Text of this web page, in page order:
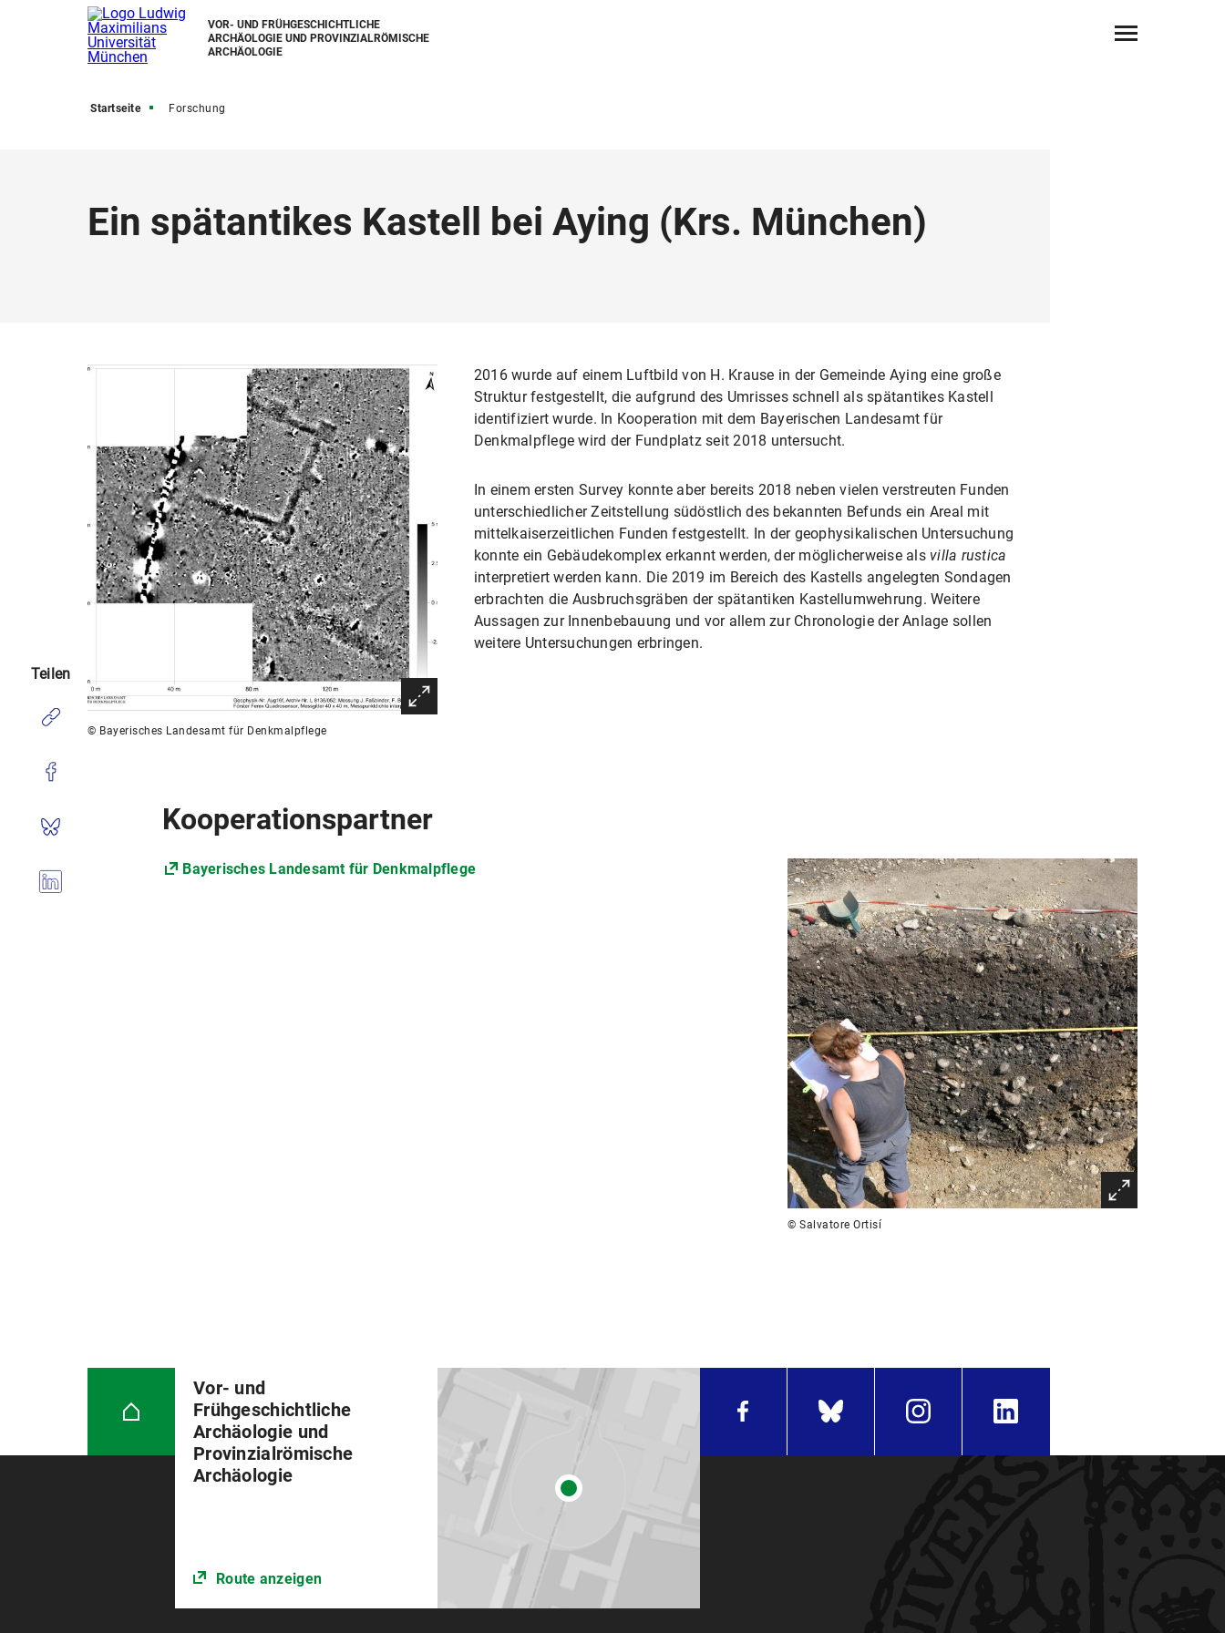
VOR- UND FRÜHGESCHICHTLICHE
ARCHÄOLOGIE UND PROVINZIALRÖMISCHE
ARCHÄOLOGIE
Startseite Forschung
Ein spätantikes Kastell bei Aying (Krs. München)
© Bayerisches Landesamt für Denkmalpflege
2016 wurde auf einem Luftbild von H. Krause in der Gemeinde Aying eine große
Struktur festgestellt, die aufgrund des Umrisses schnell als spätantikes Kastell
identifiziert wurde. In Kooperation mit dem Bayerischen Landesamt für
Denkmalpflege wird der Fundplatz seit 2018 untersucht.
In einem ersten Survey konnte aber bereits 2018 neben vielen verstreuten Funden
unterschiedlicher Zeitstellung südöstlich des bekannten Befunds ein Areal mit
mittelkaiserzeitlichen Funden festgestellt. In der geophysikalischen Untersuchung
konnte ein Gebäudekomplex erkannt werden, der möglicherweise als villa rustica
interpretiert werden kann. Die 2019 im Bereich des Kastells angelegten Sondagen
erbrachten die Ausbruchsgräben der spätantiken Kastellumwehrung. Weitere
Aussagen zur Innenbebauung und vor allem zur Chronologie der Anlage sollen
weitere Untersuchungen erbringen.
Kooperationspartner
© Salvatore Ortisí
Bayerisches Landesamt für Denkmalpflege
Teilen
Vor- und
Frühgeschichtliche
Archäologie und
Provinzialrömische
Archäologie
Route anzeigen